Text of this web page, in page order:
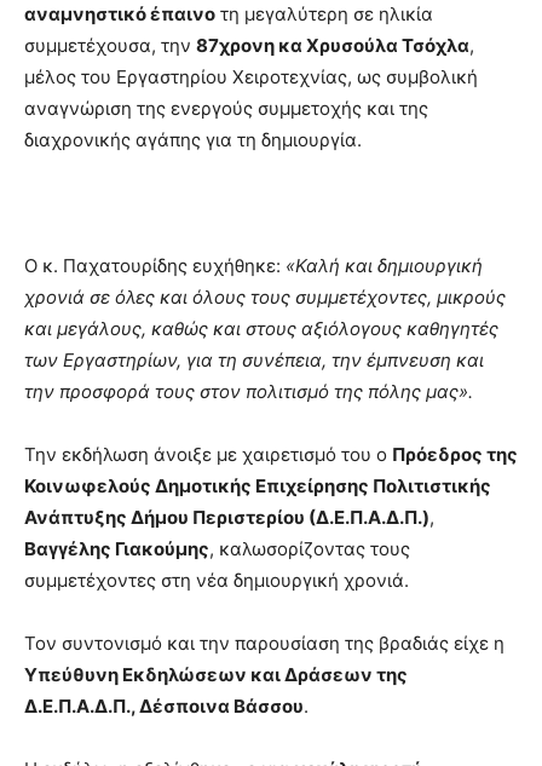
αναμνηστικό έπαινο τη μεγαλύτερη σε ηλικία
συμμετέχουσα, την 87χρονη κα Χρυσούλα Τσόχλα,
μέλος του Εργαστηρίου Χειροτεχνίας, ως συμβολική
αναγνώριση της ενεργούς συμμετοχής και της
διαχρονικής αγάπης για τη δημιουργία.
Ο κ. Παχατουρίδης ευχήθηκε: «Καλή και δημιουργική
χρονιά σε όλες και όλους τους συμμετέχοντες, μικρούς
και μεγάλους, καθώς και στους αξιόλογους καθηγητές
των Εργαστηρίων, για τη συνέπεια, την έμπνευση και
την προσφορά τους στον πολιτισμό της πόλης μας».
Την εκδήλωση άνοιξε με χαιρετισμό του ο Πρόεδρος της
Κοινωφελούς Δημοτικής Επιχείρησης Πολιτιστικής
Ανάπτυξης Δήμου Περιστερίου (Δ.Ε.Π.Α.Δ.Π.),
Βαγγέλης Γιακούμης, καλωσορίζοντας τους
συμμετέχοντες στη νέα δημιουργική χρονιά.
Τον συντονισμό και την παρουσίαση της βραδιάς είχε η
Υπεύθυνη Εκδηλώσεων και Δράσεων της
Δ.Ε.Π.Α.Δ.Π., Δέσποινα Βάσσου.